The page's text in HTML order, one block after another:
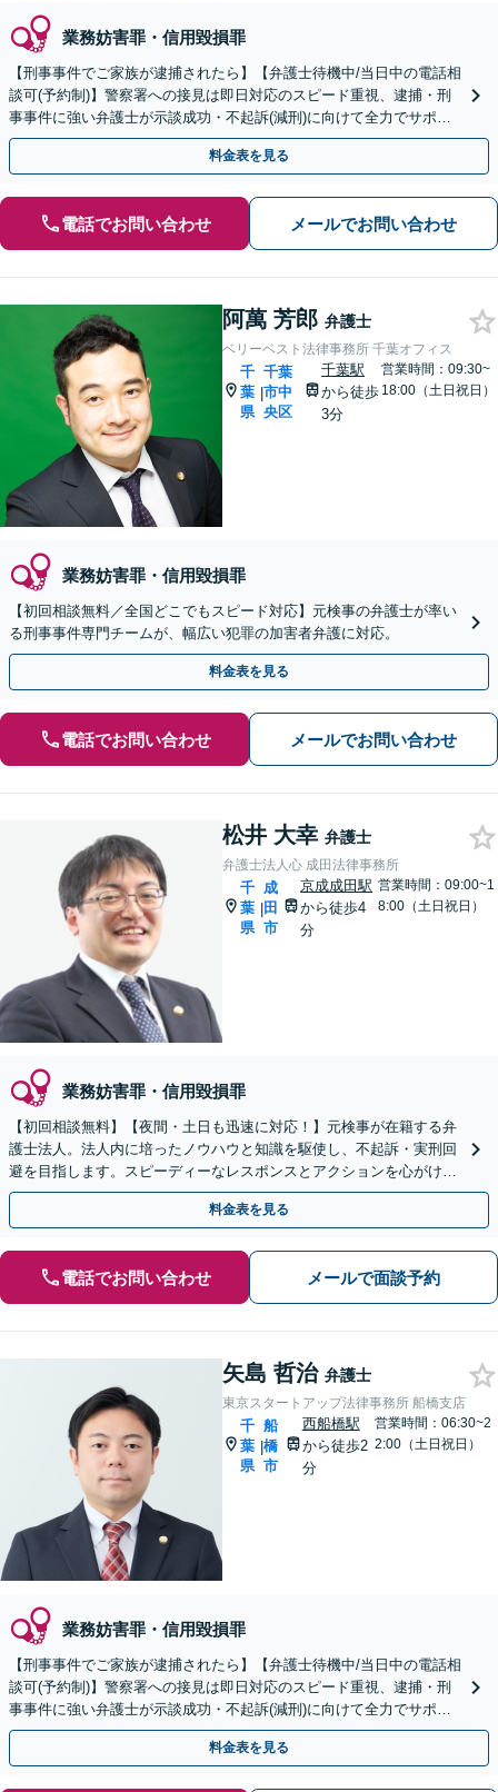
業務妨害罪・信用毀損罪
【刑事事件でご家族が逮捕されたら】【弁護士待機中/当日中の電話相
談可(予約制)】警察署への接見は即日対応のスピード重視、逮捕・刑
事事件に強い弁護士が示談成功・不起訴(減刑)に向けて全力でサポー
トします。【加害者側の相談専門】
料金表を見る
電話でお問い合わせ メールでお問い合わせ
阿萬 芳郎 弁護士
ベリーベスト法律事務所 千葉オフィス
千
葉
県
|
千葉
市中
央区
千葉駅
から徒歩
3分
営業時間：09:30~
18:00（土日祝日）
業務妨害罪・信用毀損罪
【初回相談無料／全国どこでもスピード対応】元検事の弁護士が率い
る刑事事件専門チームが、幅広い犯罪の加害者弁護に対応。
料金表を見る
電話でお問い合わせ メールでお問い合わせ
松井 大幸 弁護士
弁護士法人心 成田法律事務所
千
葉
県
|
成
田
市
京成成田駅
から徒歩4
分
営業時間：09:00~1
8:00（土日祝日）
業務妨害罪・信用毀損罪
【初回相談無料】【夜間・土日も迅速に対応！】元検事が在籍する弁
護士法人。法人内に培ったノウハウと知識を駆使し、不起訴・実刑回
避を目指します。スピーディーなレスポンスとアクションを心がけ、
最善の解決を目指します【電話相談可】
料金表を見る
電話でお問い合わせ メールで面談予約
矢島 哲治 弁護士
東京スタートアップ法律事務所 船橋支店
千
葉
県
|
船
橋
市
西船橋駅
から徒歩2
分
営業時間：06:30~2
2:00（土日祝日）
業務妨害罪・信用毀損罪
【刑事事件でご家族が逮捕されたら】【弁護士待機中/当日中の電話相
談可(予約制)】警察署への接見は即日対応のスピード重視、逮捕・刑
事事件に強い弁護士が示談成功・不起訴(減刑)に向けて全力でサポー
トします。【加害者側の相談専門】
料金表を見る